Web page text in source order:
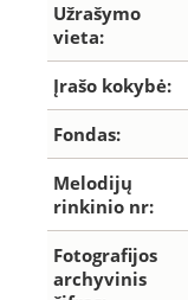
Užrašymo
vieta:
Įrašo kokybė:
Fondas:
Melodijų
rinkinio nr:
Fotografijos
archyvinis